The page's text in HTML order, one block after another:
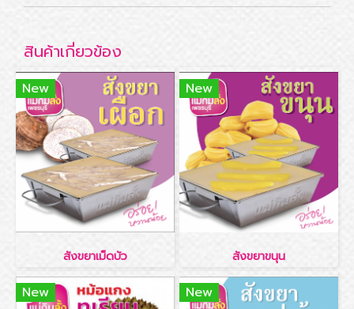
สินค้าเกี่ยวข้อง
New
สังขยาเม็ดบัว
New
สังขยาขนุน
New New